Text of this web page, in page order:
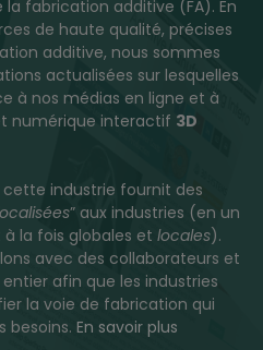
la fabrication additive (FA). En
de haute qualité, précises
additive, nous sommes
actualisées sur lesquelles
à nos médias en ligne et à
numérique interactif 3D
cette industrie fournit des
” aux industries (en un
la fois globales et locales).
avec des collaborateurs et
afin que les industries
la voie de fabrication qui
besoins. En savoir plus